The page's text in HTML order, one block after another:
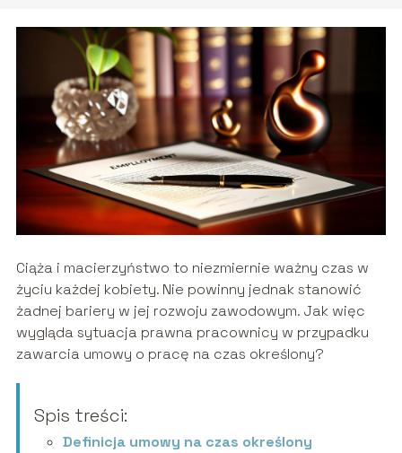
Ciąża i macierzyństwo to niezmiernie ważny czas w
życiu każdej kobiety. Nie powinny jednak stanowić
żadnej bariery w jej rozwoju zawodowym. Jak więc
wygląda sytuacja prawna pracownicy w przypadku
zawarcia umowy o pracę na czas określony?
Spis treści:
Definicja umowy na czas określony